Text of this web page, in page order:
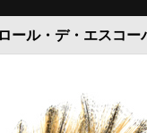
ール・デ・エスコー